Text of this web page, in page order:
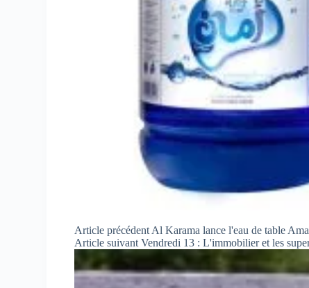
Article précédent Al Karama lance l'eau de table
Article suivantVendredi 13 : L'immobilier et les